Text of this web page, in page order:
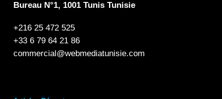
Bureau N°1, 1001 Tunis Tunisie
+216 25 472 525
+33 6 79 64 21 86
commercial@webmediatunisie.com